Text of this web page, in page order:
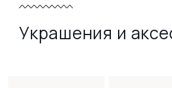
Украшения и